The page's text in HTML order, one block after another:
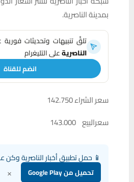
بمدينة الناصرية.
تلقَّ تنبيهات وتحديثات فورية
الناصريةعلى التليغرام
انضم للقناة
سعر الشراء 142.750
سعرالبيع 143.000
📱 حمل تطبيق أخبار الناصرية وكن
تحميل من Google Play ×